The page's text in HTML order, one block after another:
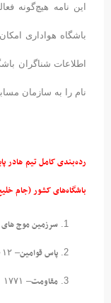
این نامه هیچ‌گونه
باشگاه هواداری
اطلاعات شناگران
نام را به سازمان
رده‌بندی کامل تیم هادر
باشگاه‌های کشور (جام
سرزمین موج های
پاس قوامین– ۲۰۱۲ امتیاز
مقاومت– ۱۷۷۱ امتیاز